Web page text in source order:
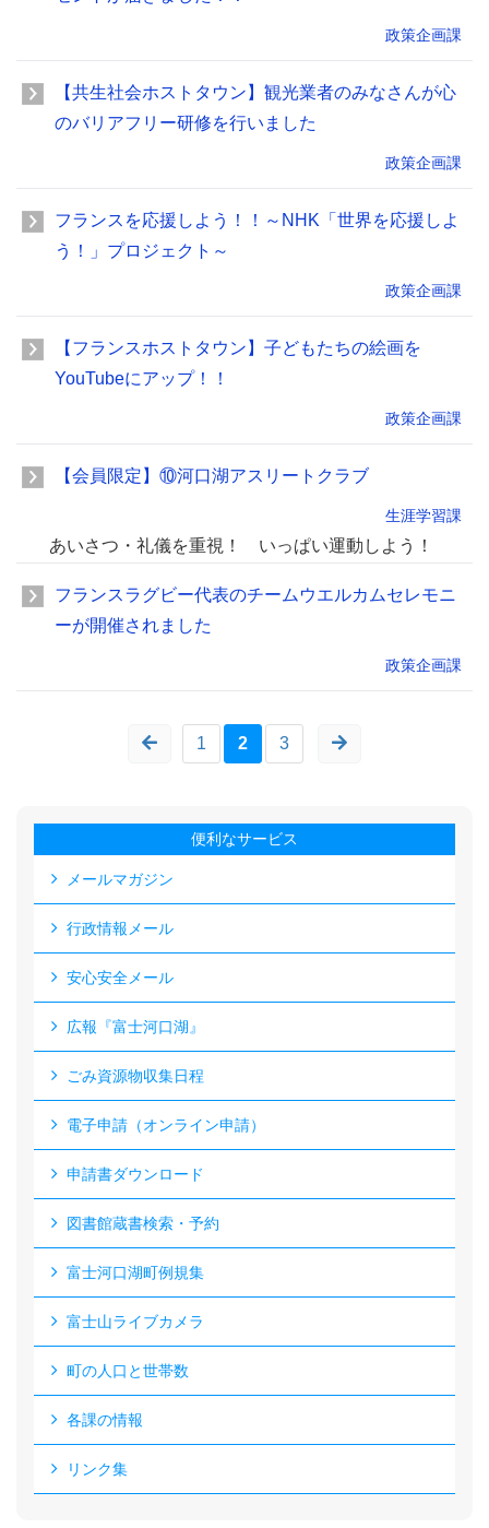
政策企画課
【共生社会ホストタウン】観光業者のみなさんが心
のバリアフリー研修を行いました
政策企画課
フランスを応援しよう！！～NHK「世界を応援しよ
う！」プロジェクト～
政策企画課
【フランスホストタウン】子どもたちの絵画を
YouTubeにアップ！！
政策企画課
【会員限定】⑩河口湖アスリートクラブ
生涯学習課
あいさつ・礼儀を重視！ いっぱい運動しよう！
フランスラグビー代表のチームウエルカムセレモニ
ーが開催されました
政策企画課
1 2 3
便利なサービス
メールマガジン
行政情報メール
安心安全メール
広報『富士河口湖』
ごみ資源物収集日程
電子申請（オンライン申請）
申請書ダウンロード
図書館蔵書検索・予約
富士河口湖町例規集
富士山ライブカメラ
町の人口と世帯数
各課の情報
リンク集